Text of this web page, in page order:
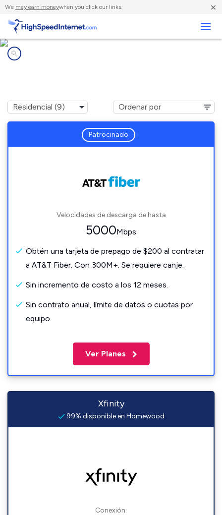
We may earn moneywhen you click our links. ×
Patrocinado
Velocidades de descarga de hasta
5000Mbps
Obtén una tarjeta de prepago de $200 al contratar
a AT&T Fiber. Con 300M+. Se requiere canje.
Sin incremento de costo a los 12 meses.
Sin contrato anual, límite de datos o cuotas por
equipo.
Ver Planes
Xfinity
99% disponible en Homewood
Conexión: